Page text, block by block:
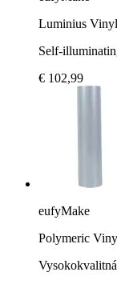
Luminius Vinyl
Self-
€ 102,99
eufyMake
Polymeric